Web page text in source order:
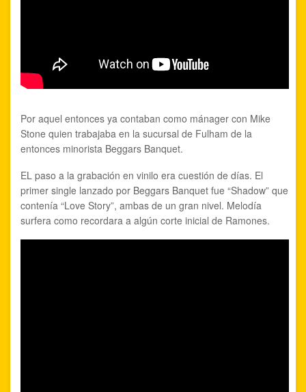
Por aquel entonces ya contaban como mánager con Mike
Stone quien trabajaba en la sucursal de Fulham de la
entonces minorista Beggars Banquet.
EL paso a la grabación en vinilo era cuestión de días. El
primer single lanzado por Beggars Banquet fue “Shadow” que
contenía “Love Story”, ambas de un gran nivel. Melodía
surfera como recordara a algún corte inicial de Ramones.